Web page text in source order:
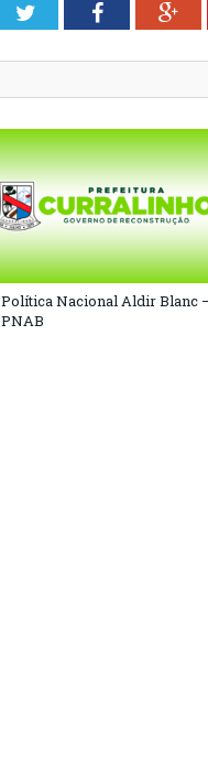
TwitterFacebook
Política Nacional Aldir Blanc
PNAB